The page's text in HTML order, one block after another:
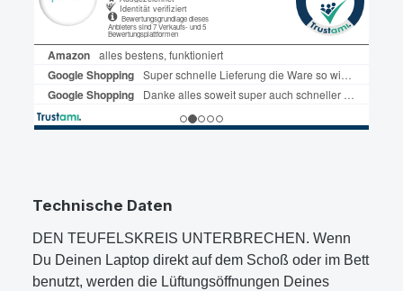
Technische Daten
DEN TEUFELSKREIS UNTERBRECHEN. Wenn
Du Deinen Laptop direkt auf dem Schoß oder im Bett
benutzt, werden die Lüftungsöffnungen Deines